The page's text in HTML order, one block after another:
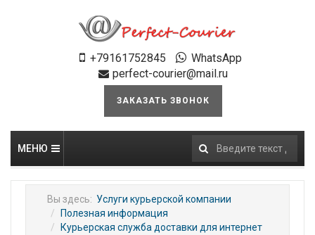
+79161752845
WhatsApp
perfect-courier@mail.ru
ЗАКАЗАТЬ ЗВОНОК
МЕНЮ Искать...
Вы здесь: Услуги курьерской компании
Полезная информация
Курьерская служба доставки для интернет